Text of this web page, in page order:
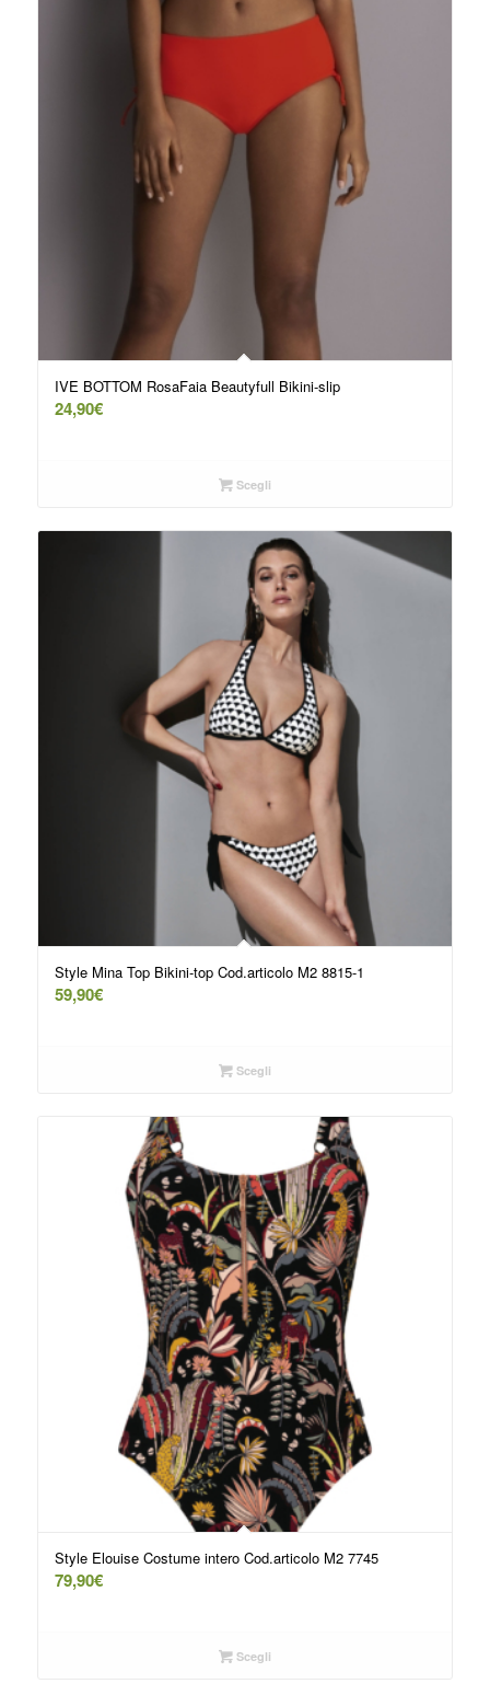
IVE BOTTOM RosaFaia Beautyfull Bikini-slip
24,90€
Scegli
Style Mina Top Bikini-top Cod.articolo M2 8815-1
59,90€
Scegli
Style Elouise Costume intero Cod.articolo M2 7745
79,90€
Scegli